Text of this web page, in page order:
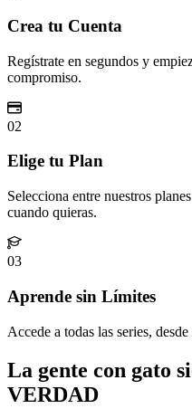
Crea tu Cuenta
Regístrate en segundos y
compromiso.
02
Elige tu Plan
Selecciona entre nuestros
cuando quieras.
03
Aprende sin Límites
Accede a todas las series,
La gente con gato
VERDAD